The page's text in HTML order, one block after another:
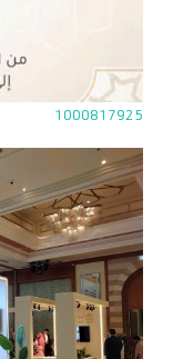
1000817925